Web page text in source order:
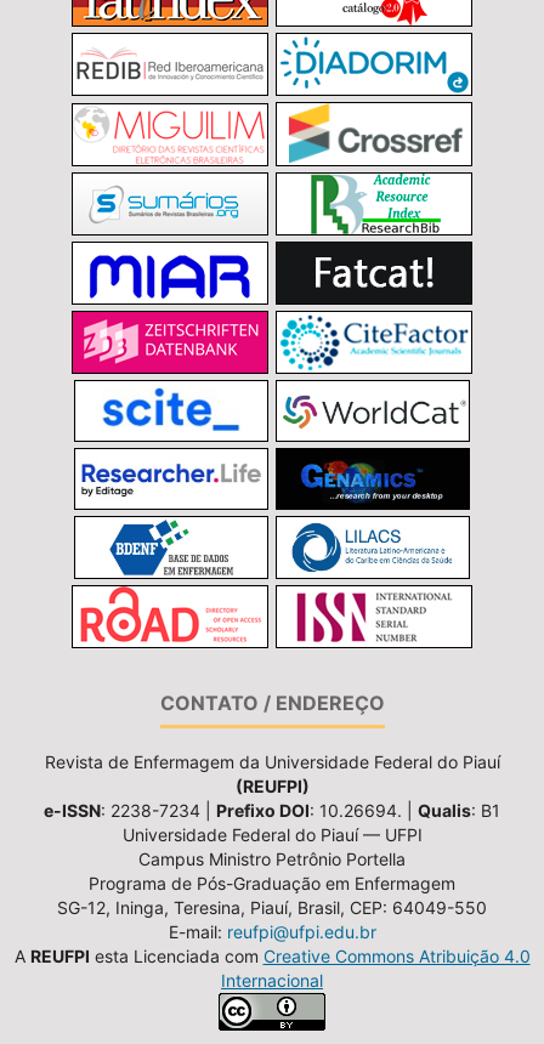
CONTATO / ENDEREÇO
Revista de Enfermagem da Universidade Federal do Piauí
(REUFPI)
e-ISSN: 2238-7234 | Prefixo DOI: 10.26694. | Qualis: B1
Universidade Federal do Piauí — UFPI
Campus Ministro Petrônio Portella
Programa de Pós-Graduação em Enfermagem
SG-12, Ininga, Teresina, Piauí, Brasil, CEP: 64049-550
E-mail: reufpi@ufpi.edu.br
A REUFPI esta Licenciada com Creative Commons Atribuição 4.0
Internacional